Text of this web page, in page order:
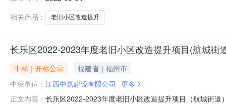
信
相关产品：
老旧小区改造提升
长乐区2022-2023年度老旧小区改造提升项目(航城街
中标｜开标公示
福建省｜福州市
中标单位： 江西中嘉建设有限公司 更多
正文内容： 长乐区2022-2023年度老旧小区改造提升项目（航城街